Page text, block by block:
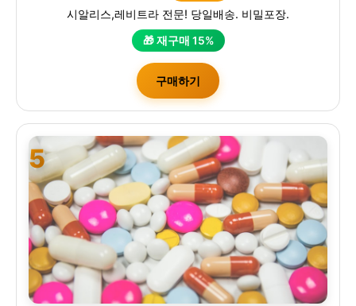
시알리스,레비트라 전문! 당일배송. 비밀포장.
🎁 재구매 15%
구매하기
5